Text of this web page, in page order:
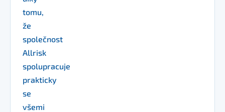
tomu,
že
společnost
Allrisk
spolupracuje
prakticky
se
všemi